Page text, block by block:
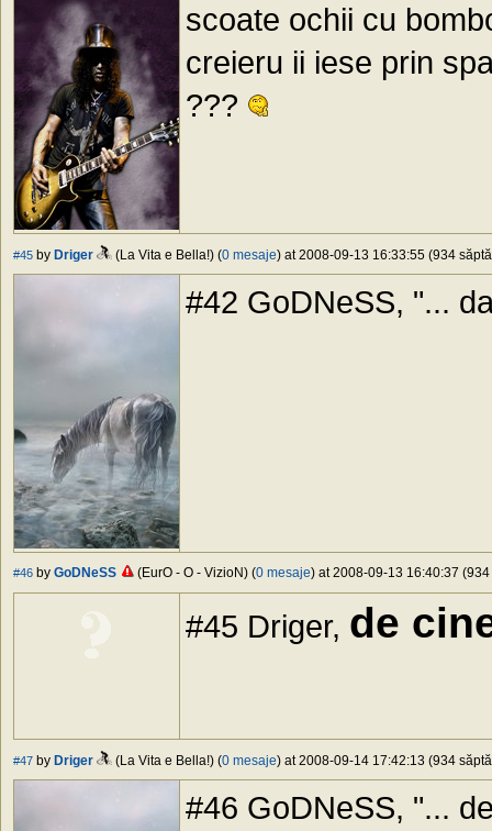
scoate ochii cu
creieru ii iese prin
???
#45 by Driger (La Vita e Bella!) (0 mesaje) at 2008-09-13 16:33:55 (934
#42 GoDNeSS, "...
#46 by GoDNeSS (EurO - O - VizioN) (0 mesaje) at 2008-09-13 16:40:37
#45 Driger, de
#47 by Driger (La Vita e Bella!) (0 mesaje) at 2008-09-14 17:42:13 (934
#46 GoDNeSS, "...